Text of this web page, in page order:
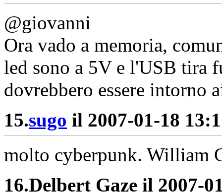
@giovanni
Ora vado a memoria,
led sono a 5V e l'USB tira
dovrebbero essere intorno
15.sugo il 2007-01-18
molto cyberpunk. William
16.Delbert Gaze il 2007-